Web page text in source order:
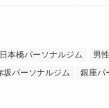
本橋パーソナルジム 男
坂パーソナルジム 銀座パ